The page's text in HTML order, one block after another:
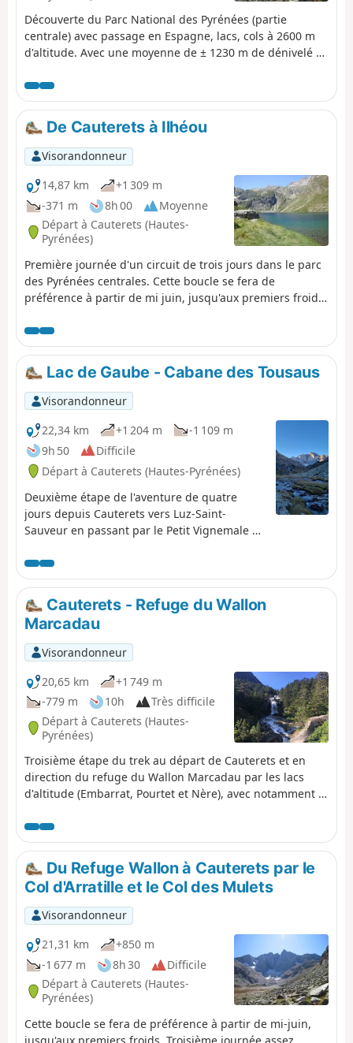
Découverte du Parc National des Pyrénées (partie
centrale) avec passage en Espagne, lacs, cols à 2600 m
d'altitude. Avec une moyenne de ± 1230 m de dénivelé et
sportif. Bien prendre en considération les dénivelés
cumulés et les kilomètres à effectuer. Le périple se
déroule entre 1000 m et 2655 m d’altitude. Départ de ce
circuit accessible en transports en commun (autocars et
navette depuis Cauterets en été).
De Cauterets à Ilhéou
Visorandonneur
14,87 km
+1 309 m
-371 m
8h 00
Moyenne
Départ à Cauterets (Hautes-
Pyrénées)
Première journée d'un circuit de trois jours dans le parc
des Pyrénées centrales. Cette boucle se fera de
préférence à partir de mi juin, jusqu'aux premiers froids.
et au Lac d'Ilhéou
Lac de Gaube - Cabane des Tousaus
Visorandonneur
22,34 km
+1 204 m
-1 109 m
9h 50
Difficile
Départ à Cauterets (Hautes-Pyrénées)
Deuxième étape de l'aventure de quatre
jours depuis Cauterets vers Luz-Saint-
Sauveur en passant par le Petit Vignemale et
mais je pense qu'il serait plus agréable de la
découper en deux jours pour prendre le
temps d'apprécier les paysages grandioses !
Cauterets - Refuge du Wallon
Marcadau
Visorandonneur
20,65 km
+1 749 m
-779 m
10h
Très difficile
Départ à Cauterets (Hautes-
Pyrénées)
Troisième étape du trek au départ de Cauterets et en
direction du refuge du Wallon Marcadau par les lacs
d'altitude (Embarrat, Pourtet et Nère), avec notamment la
cascades.
Du Refuge Wallon à Cauterets par le
Col d'Arratille et le Col des Mulets
Visorandonneur
21,31 km
+850 m
-1 677 m
8h 30
Difficile
Départ à Cauterets (Hautes-
Pyrénées)
Cette boucle se fera de préférence à partir de mi-juin,